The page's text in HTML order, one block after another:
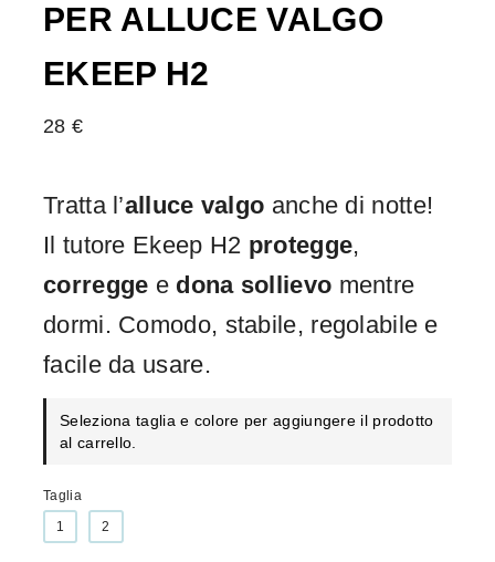
PER ALLUCE VALGO
EKEEP H2
28 €
Tratta l’alluce valgo anche di notte!
Il tutore Ekeep H2 protegge,
corregge e dona sollievo mentre
dormi. Comodo, stabile, regolabile e
facile da usare.
Seleziona taglia e colore per aggiungere il prodotto
al carrello.
Taglia
1
2